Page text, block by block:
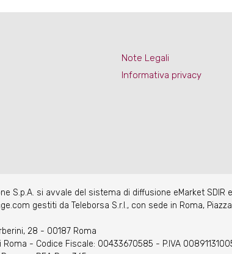
Note Legali
Informativa privacy
S.p.A. si avvale del sistema di diffusione eMarket SDIR
gestiti da Teleborsa S.r.l., con sede in Roma,
28 - 00187 Roma
- Codice Fiscale: 00433670585 - P.IVA